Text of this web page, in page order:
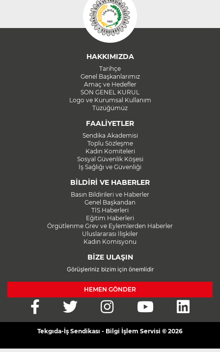
HAKKIMIZDA
Tarihçe
Genel Başkanlarımız
Amaç ve Hedefler
SON GENEL KURUL
Logo ve Kurumsal Kullanım
Tüzüğümüz
FAALİYETLER
Sendika Akademisi
Toplu Sözleşme
Kadın Komiteleri
Sosyal Güvenlik Köşesi
İş Sağlığı ve Güvenliği
BİLDİRİ VE HABERLER
Basın Bildirileri ve Haberler
Genel Başkandan
TİS Haberleri
Eğitim Haberleri
Örgütlenme Grev ve Eylemlerden Haberler
Uluslararası İlişkiler
Kadın Komisyonu
BİZE ULAŞIN
Görüşleriniz bizim için önemlidir
HEMEN GÖNDER
Tekgıda-İş Sendikası - Bilgi İşlem Servisi © 2026